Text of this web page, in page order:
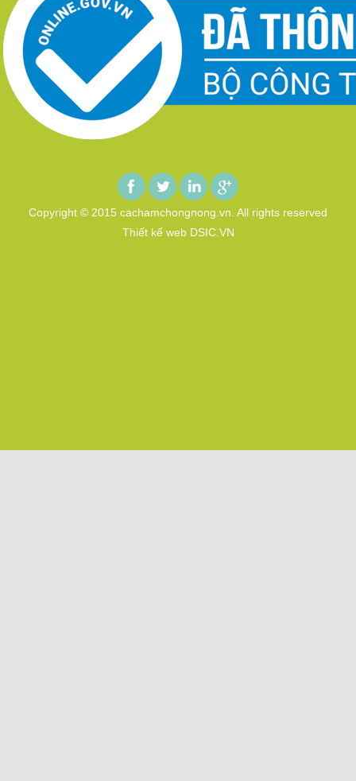
Copyright © 2015 cachamchongnong.vn. All rights reserved
Thiết kế web DSIC.VN